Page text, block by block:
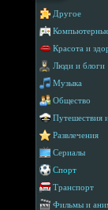
Другое
Красота и
Люди и блоги
Музыка
Общество
Путешествия
Развлечения
Сериалы
Спорт
Транспорт
Фильмы и